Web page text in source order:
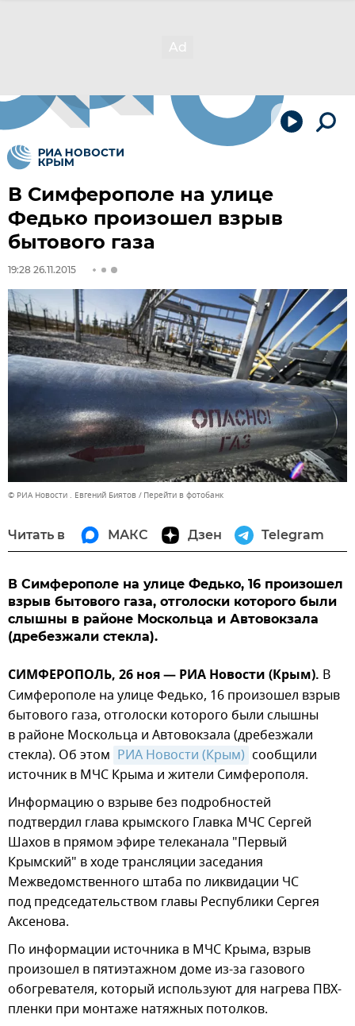
В Симферополе на улице
Федько произошел взрыв
бытового газа
19:28 26.11.2015
© РИА Новости . Евгений Биятов Перейти в фотобанк
Читать в МАКС Дзен Telegram
В Симферополе на улице Федько, 16 произошел
взрыв бытового газа, отголоски которого были
слышны в районе Москольца и Автовокзала
(дребезжали стекла).
СИМФЕРОПОЛЬ, 26 ноя — РИА Новости (Крым). В
Симферополе на улице Федько, 16 произошел взрыв
бытового газа, отголоски которого были слышны
в районе Москольца и Автовокзала (дребезжали
стекла). Об этом РИА Новости (Крым) сообщили
источник в МЧС Крыма и жители Симферополя.
Информацию о взрыве без подробностей
подтвердил глава крымского Главка МЧС Сергей
Шахов в прямом эфире телеканала "Первый
Крымский" в ходе трансляции заседания
Межведомственного штаба по ликвидации ЧС
под председательством главы Республики Сергея
Аксенова.
По информации источника в МЧС Крыма, взрыв
произошел в пятиэтажном доме из-за газового
обогревателя, который используют для нагрева ПВХ-
пленки при монтаже натяжных потолков.